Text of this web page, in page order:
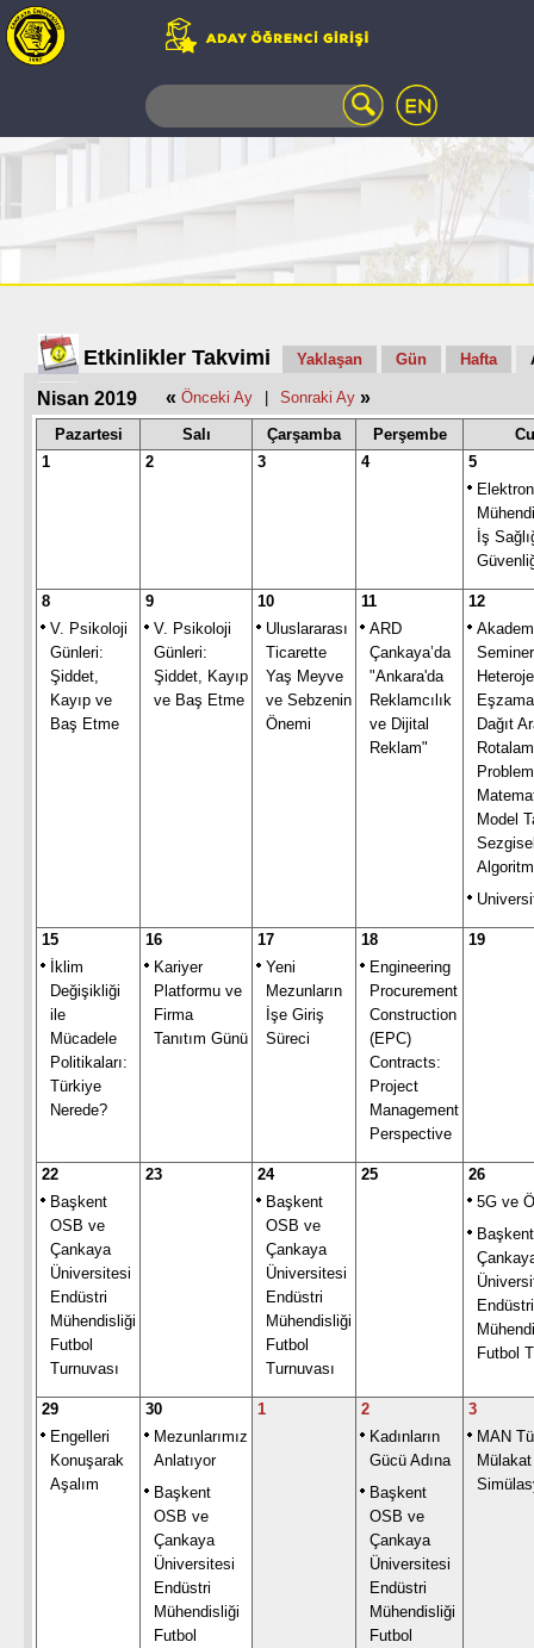
TELEFON
AÇILAN
UZAKTAN
EĞİTİM
KAMPÜSTE
YAŞAM
KÜTÜPHANE
Etkinlikler Takvimi Yaklaşan Gün Hafta
Nisan 2019 « Önceki Ay | Sonraki Ay »
Pazartesi Salı Çarşamba Perşembe
1
2 3 4
5
İş
8
V. Psikoloji
Günleri:
Şiddet,
Kayıp ve
Baş Etme
9
V. Psikoloji
Günleri:
Şiddet, Kayıp
ve Baş Etme
10
Uluslararası
Ticarette
Yaş Meyve
ve Sebzenin
Önemi
11
ARD
Çankaya’da
"Ankara'da
Reklamcılık
ve Dijital
Reklam"
12
Dağıt
Model
15
İklim
Değişikliği
ile
Mücadele
Politikaları:
Türkiye
Nerede?
16
Kariyer
Platformu ve
Firma
Tanıtım Günü
17
Yeni
Mezunların
İşe Giriş
Süreci
18
Engineering
Procurement
Construction
(EPC)
Contracts:
Project
Management
Perspective
19
22
Başkent
OSB ve
Çankaya
Üniversitesi
Endüstri
Mühendisliği
Futbol
Turnuvası
23
24
Başkent
OSB ve
Çankaya
Üniversitesi
Endüstri
Mühendisliği
Futbol
Turnuvası
25
26
5G ve
Endüstri
Futbol
29
Engelleri
Konuşarak
Aşalım
30
Mezunlarımız
Anlatıyor
Başkent
OSB ve
Çankaya
Üniversitesi
Endüstri
Mühendisliği
Futbol
1
2
Kadınların
Gücü Adına
Başkent
OSB ve
Çankaya
Üniversitesi
Endüstri
Mühendisliği
Futbol
3
MAN
Mülakat